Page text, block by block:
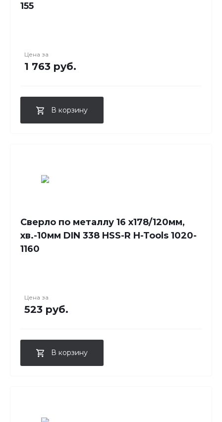
155
Цена за
1 763 руб.
В корзину
Сверло по металлу 16 x178/120мм,
хв.-10мм DIN 338 HSS-R H-Tools 1020-
1160
Цена за
523 руб.
В корзину